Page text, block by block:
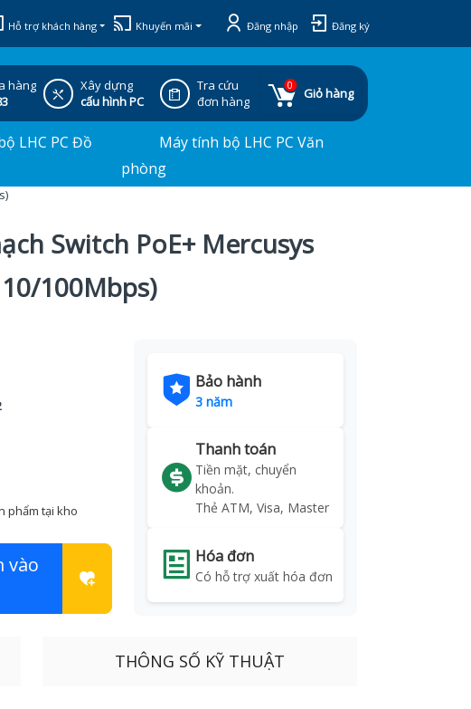
Hỗ trợ khách hàng Khuyến mãi Đăng nhập Đăng ký
hàng
Xây dựng
cấu hình PC
Tra cứu
đơn hàng
0
Giỏ hàng
LHC PC Đồ
Máy tính bộ LHC PC Văn
phòng
Switch PoE+ Mercusys
100Mbps)
phẩm tại kho
vào
Bảo hành
3 năm
Thanh toán
Tiền mặt, chuyển
khoản.
Thẻ ATM, Visa, Master
Hóa đơn
Có hỗ trợ xuất hóa đơn
THÔNG SỐ KỸ THUẬT